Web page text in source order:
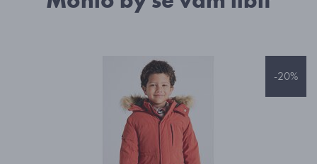
-20%